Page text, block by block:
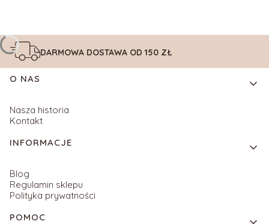
DARMOWA DOSTAWA OD 150 ZŁ
Linki w stopce
O NAS
Nasza historia
Kontakt
INFORMACJE
Blog
Regulamin sklepu
Polityka prywatności
POMOC